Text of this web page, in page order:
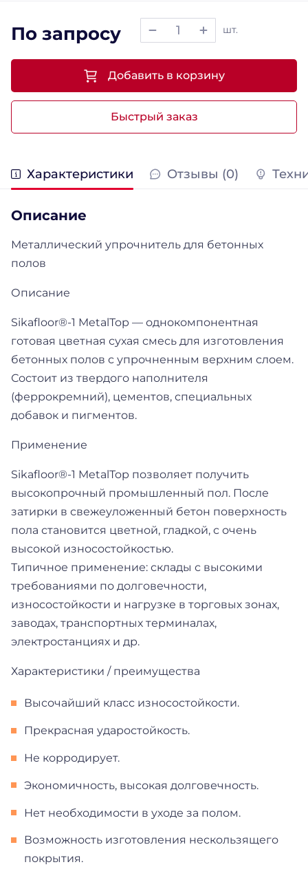
По запросу шт.
Быстрый заказ
Добавить в корзину
Характеристики Отзывы (0)
Описание
Металлический упрочнитель для бетонных
полов
Описание
Sikafloor®-1 MetalTop — однокомпонентная
готовая цветная сухая смесь для изготовления
бетонных полов с упрочненным верхним слоем.
Состоит из твердого наполнителя
(феррокремний), цементов, специальных
добавок и пигментов.
Применение
Sikafloor®-1 MetalTop позволяет получить
высокопрочный промышленный пол. После
затирки в свежеуложенный бетон поверхность
пола становится цветной, гладкой, с очень
высокой износостойкостью.
Типичное применение: склады с высокими
требованиями по долговечности,
износостойкости и нагрузке в торговых зонах,
заводах, транспортных терминалах,
электростанциях и др.
Характеристики / преимущества
Высочайший класс износостойкости.
Прекрасная ударостойкость.
Не корродирует.
Экономичность, высокая долговечность.
Нет необходимости в уходе за полом.
Возможность изготовления нескользящего
покрытия.